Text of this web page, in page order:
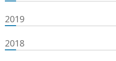
2019
2018